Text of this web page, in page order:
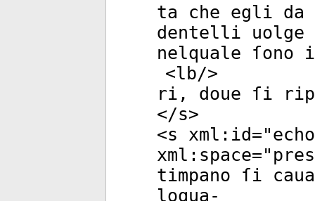
ta che egli da
dentelli uolge
nelquale ſono
<lb/>
ri, doue ſi
</s>
<s xml:id="
xml:space="
timpano ſi
loqua-